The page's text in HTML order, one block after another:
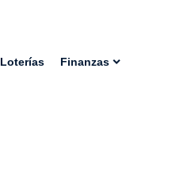
Loterías Finanzas